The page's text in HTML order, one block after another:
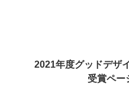
2021年度グッドデザ
受賞ペー